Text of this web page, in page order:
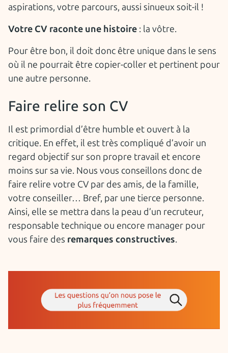
aspirations, votre parcours, aussi sinueux soit-il !
Votre CV raconte une histoire : la vôtre.
Pour être bon, il doit donc être unique dans le sens
où il ne pourrait être copier-coller et pertinent pour
une autre personne.
Faire relire son CV
Il est primordial d’être humble et ouvert à la
critique. En effet, il est très compliqué d’avoir un
regard objectif sur son propre travail et encore
moins sur sa vie. Nous vous conseillons donc de
faire relire votre CV par des amis, de la famille,
votre conseiller… Bref, par une tierce personne.
Ainsi, elle se mettra dans la peau d’un recruteur,
responsable technique ou encore manager pour
vous faire des remarques constructives.